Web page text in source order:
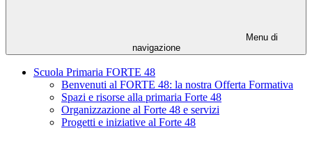
Menu di
navigazione
Scuola Primaria FORTE 48
Benvenuti al FORTE 48: la nostra Offerta Formativa
Spazi e risorse alla primaria Forte 48
Organizzazione al Forte 48 e servizi
Progetti e iniziative al Forte 48